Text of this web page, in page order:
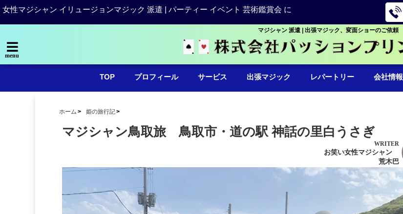
女性マジシャン イリュージョンマジック 派遣 | パーティー イベント 芸術鑑賞会 に
マジシャン 派遣 | 出張マジック、変面ショーのご依頼
menu
TOP プロフィール サービス 出張マジック レパートリー 会社情報
ホーム 姫の旅行記
マジシャン鳥取旅 鳥取市・道の駅 神話の里白うさぎ
WRITER
お笑い女性マジシャン
荒木巴